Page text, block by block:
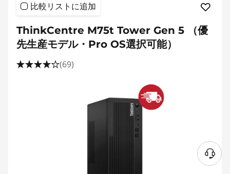
比較リストに追加
ThinkCentre M75t Tower Gen 5 （優
先生産モデル・Pro OS選択可能）
(69)